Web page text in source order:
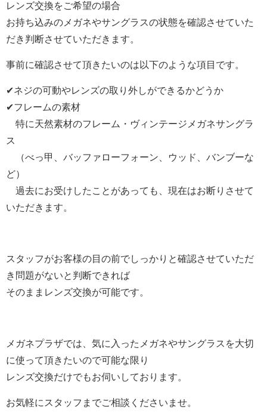
レンズ交換をご希望の場合
お持ち込みのメガネやサングラスの状態を確認させていた
だき判断させていただきます。
事前に確認させて頂きたいのは以下のような項目です。
✔ネジの可動やレンズの取り外しができるかどうか
✔フレームの素材
特に天然素材のフレーム・ヴィンテージメガネサングラ
ス
（べっ甲、バッファローフォーン、ウッド、バンブーな
ど）
過去にお受けしたことがあっても、現在はお断りさせて
いただきます。
スタッフがお客様の目の前でしっかりと確認させていただ
き 問題がないと判断できれば
そのままレンズ交換が可能です。
メガネプラザでは、 気に入ったメガネやサングラスを大切
に使って頂きたいので可能な限り
レンズ交換だけでもお伺いしております。
お気軽にスタッフまでご相談くださいませ。